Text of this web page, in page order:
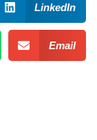
LinkedIn
Email